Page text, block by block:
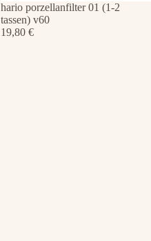
hario porzellanfilter 01 (1-2
tassen) v60
19,80 €